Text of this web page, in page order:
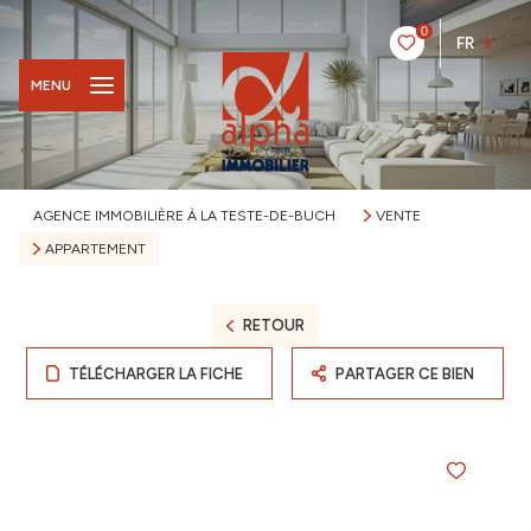
0
FR
MENU
AGENCE IMMOBILIÈRE À LA TESTE-DE-BUCH
VENTE
APPARTEMENT
RETOUR
TÉLÉCHARGER LA FICHE PARTAGER CE BIEN